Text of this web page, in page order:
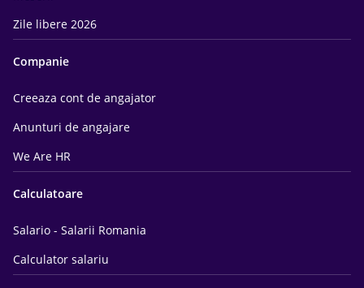
Zile libere 2026
Companie
Creeaza cont de angajator
Anunturi de angajare
We Are HR
Calculatoare
Salario - Salarii Romania
Calculator salariu